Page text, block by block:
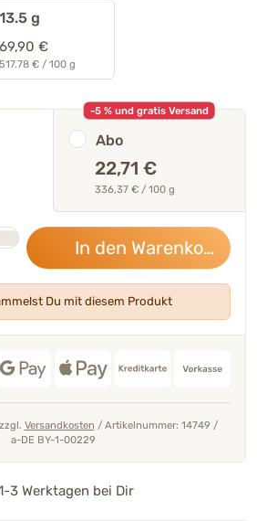
13.5 g
69,90 €
517.78 € / 100 g
-5 % und gratis Versand
Abo
22,71 €
336,37 € / 100 g
In den Warenkorb
Du mit diesem Produkt
Versandkosten / Artikelnummer: 14749 /
a-DE BY-1-00229
3 Werktagen bei Dir